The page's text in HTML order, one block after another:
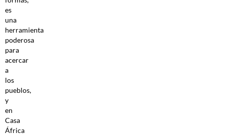
es
una
herramienta
poderosa
para
acercar
a
los
pueblos,
y
en
Casa
África